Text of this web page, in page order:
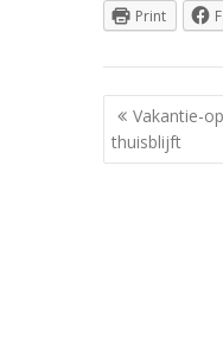
Print
Vakantie-
thuisblijft